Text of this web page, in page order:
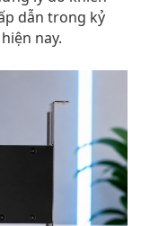
dẫn trong kỷ
nay.